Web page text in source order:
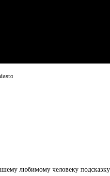
любимому человеку подсказку